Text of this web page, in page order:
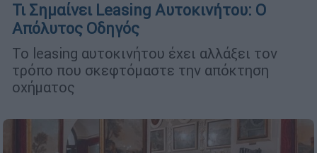
Τι Σημαίνει Leasing Αυτοκινήτου: Ο
Απόλυτος Οδηγός
Το leasing αυτοκινήτου έχει αλλάξει τον
τρόπο που σκεφτόμαστε την απόκτηση
οχήματος